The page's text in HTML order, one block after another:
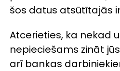
šos datus atsūtītajās
Atcerieties, ka nekad
nepieciešams zināt
arī bankas